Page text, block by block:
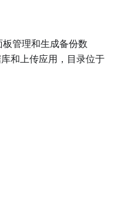
管理和生成备份数
和上传应用，目录位于